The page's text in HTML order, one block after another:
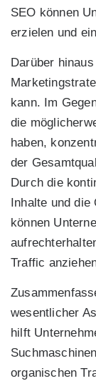
SEO können
erzielen und
Darüber
kann. Im
die
haben,
der
Durch die
Inhalte und die
können
Traffic
wesentlicher
hilft
organischen